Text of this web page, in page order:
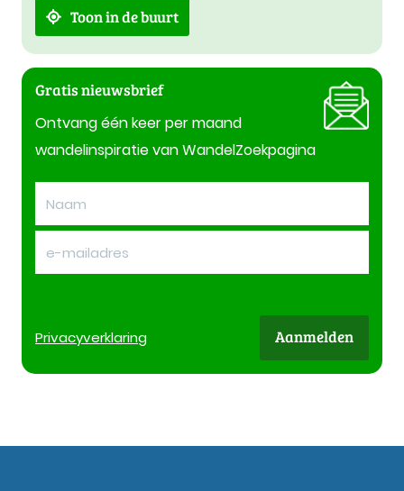
Toon in de buurt
Gratis nieuwsbrief
Ontvang één keer per maand
wandelinspiratie van WandelZoekpagina
Privacyverklaring Aanmelden